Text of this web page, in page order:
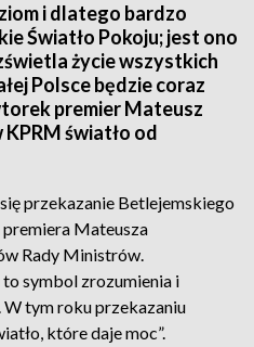
i dlatego bardzo
Światło Pokoju; jest ono
życie wszystkich
Polsce będzie coraz
premier Mateusz
światło od
przekazanie Betlejemskiego
premiera Mateusza
Rady Ministrów.
symbol zrozumienia i
W tym roku przekazaniu
które daje moc”.